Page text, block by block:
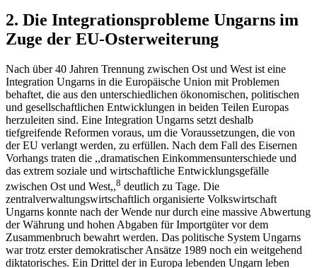
2. Die Integrationsprobleme Ungarns im
Zuge der EU-Osterweiterung
Nach über 40 Jahren Trennung zwischen Ost und West ist eine
Integration Ungarns in die Europäische Union mit Problemen
behaftet, die aus den unterschiedlichen ökonomischen, politischen
und gesellschaftlichen Entwicklungen in beiden Teilen Europas
herzuleiten sind. Eine Integration Ungarns setzt deshalb
tiefgreifende Reformen voraus, um die Voraussetzungen, die von
der EU verlangt werden, zu erfüllen. Nach dem Fall des Eisernen
Vorhangs traten die ,,dramatischen Einkommensunterschiede und
das extrem soziale und wirtschaftliche Entwicklungsgefälle
zwischen Ost und West,,8 deutlich zu Tage. Die
zentralverwaltungswirtschaftlich organisierte Volkswirtschaft
Ungarns konnte nach der Wende nur durch eine massive Abwertung
der Währung und hohen Abgaben für Importgüter vor dem
Zusammenbruch bewahrt werden. Das politische System Ungarns
war trotz erster demokratischer Ansätze 1989 noch ein weitgehend
diktatorisches. Ein Drittel der in Europa lebenden Ungarn leben